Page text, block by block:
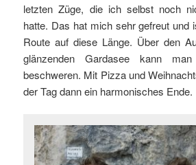
letzten Züge, die ich selbst noch
hatte. Das hat mich sehr gefreut und
Route auf diese Länge. Über den
glänzenden Gardasee kann
beschweren. Mit Pizza und
der Tag dann ein harmonisches Ende.